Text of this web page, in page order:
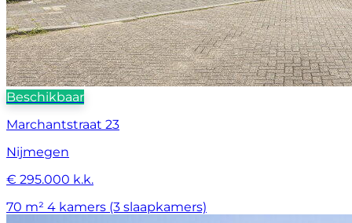
Beschikbaar
Marchantstraat 23
Nijmegen
€ 295.000 k.k.
70 m² 4 kamers (3 slaapkamers)